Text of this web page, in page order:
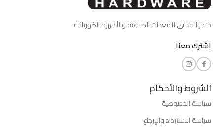
متجر البشيتي للمعدات الصناعية والأجهزة الكهربائية
اشترك معنا
الشروط والأحكام
سياسة الخصوصية
سياسة الاسترداد والإرجاع